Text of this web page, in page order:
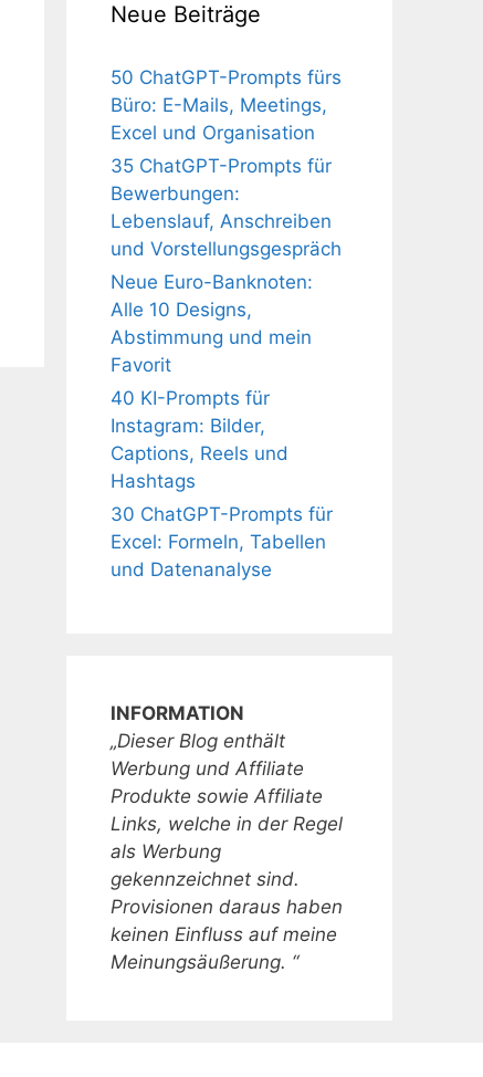
Neue Beiträge
50 ChatGPT-Prompts fürs
Büro: E-Mails, Meetings,
Excel und Organisation
35 ChatGPT-Prompts für
Bewerbungen:
Lebenslauf, Anschreiben
und Vorstellungsgespräch
Neue Euro-Banknoten:
Alle 10 Designs,
Abstimmung und mein
Favorit
40 KI-Prompts für
Instagram: Bilder,
Captions, Reels und
Hashtags
30 ChatGPT-Prompts für
Excel: Formeln, Tabellen
und Datenanalyse
INFORMATION
„Dieser Blog enthält
Werbung und Affiliate
Produkte sowie Affiliate
Links, welche in der Regel
als Werbung
gekennzeichnet sind.
Provisionen daraus haben
keinen Einfluss auf meine
Meinungsäußerung. “